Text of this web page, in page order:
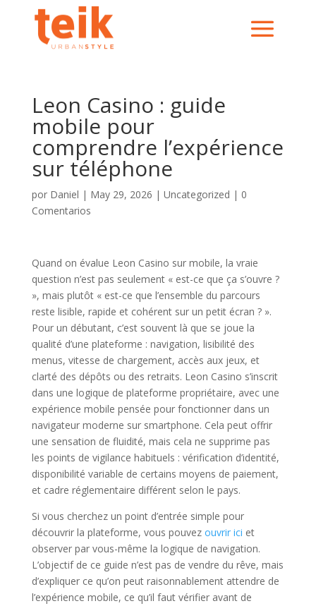
Leon Casino : guide
mobile pour
comprendre l’expérience
sur téléphone
por Daniel | May 29, 2026 | Uncategorized | 0
Comentarios
Quand on évalue Leon Casino sur mobile, la vraie
question n’est pas seulement « est-ce que ça s’ouvre ?
», mais plutôt « est-ce que l’ensemble du parcours
reste lisible, rapide et cohérent sur un petit écran ? ».
Pour un débutant, c’est souvent là que se joue la
qualité d’une plateforme : navigation, lisibilité des
menus, vitesse de chargement, accès aux jeux, et
clarté des dépôts ou des retraits. Leon Casino s’inscrit
dans une logique de plateforme propriétaire, avec une
expérience mobile pensée pour fonctionner dans un
navigateur moderne sur smartphone. Cela peut offrir
une sensation de fluidité, mais cela ne supprime pas
les points de vigilance habituels : vérification d’identité,
disponibilité variable de certains moyens de paiement,
et cadre réglementaire différent selon le pays.
Si vous cherchez un point d’entrée simple pour
découvrir la plateforme, vous pouvez ouvrir ici et
observer par vous-même la logique de navigation.
L’objectif de ce guide n’est pas de vendre du rêve, mais
d’expliquer ce qu’on peut raisonnablement attendre de
l’expérience mobile, ce qu’il faut vérifier avant de